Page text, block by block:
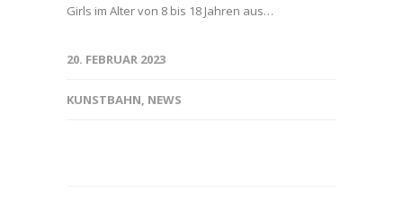
Girls im Alter von 8 bis 18 Jahren aus…
20. FEBRUAR 2023
KUNSTBAHN, NEWS